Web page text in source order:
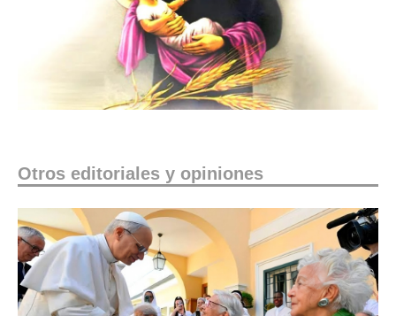
Otros editoriales y opiniones